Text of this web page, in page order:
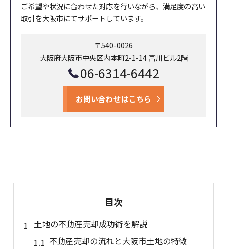
ご希望や状況に合わせた対応を行いながら、満足度の高い
取引を大阪市にてサポートしています。
〒540-0026
大阪府大阪市中央区内本町2-1-14 宮川ビル2階
06-6314-6442
お問い合わせはこちら
目次
土地の不動産売却成功術を解説
不動産売却の流れと大阪市土地の特徴